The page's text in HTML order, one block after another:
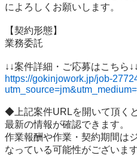
によろしくお願いします。
【契約形態】
業務委託
https://gokinjowork.jp/job-
◆上記案件URLを開いて頂く
最新の情報が確認できます。
作業報酬や作業・契約期間は
なっている可能性がございます